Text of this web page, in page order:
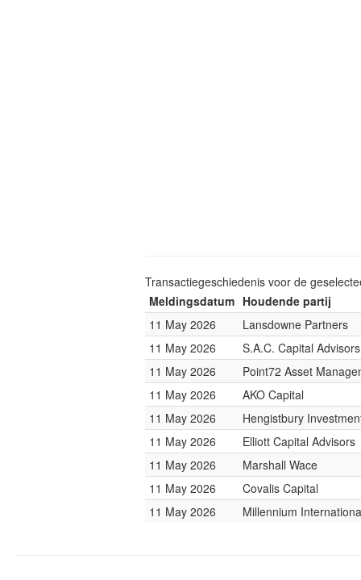
Transactiegeschiedenis voor de
Meldingsdatum Houdende partij
11 May 2026
Lansdowne Partners
11 May 2026
S.A.C. Capital Advisors
11 May 2026
Point72 Asset
11 May 2026
AKO Capital
11 May 2026
Hengistbury
11 May 2026
Elliott Capital Advisors
11 May 2026
Marshall Wace
11 May 2026
Covalis Capital
11 May 2026
Millennium